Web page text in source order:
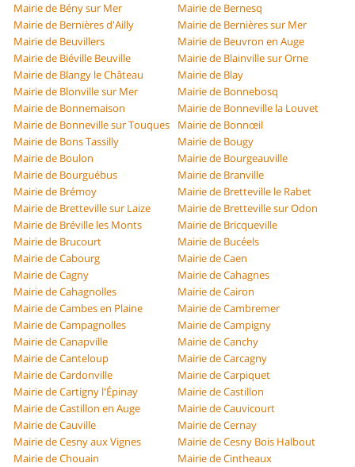
Mairie de Bény sur Mer
Mairie de Bernesq
Mairie de Bernières d'Ailly
Mairie de Bernières sur Mer
Mairie de Beuvillers
Mairie de Beuvron en Auge
Mairie de Biéville Beuville
Mairie de Blainville sur Orne
Mairie de Blangy le Château
Mairie de Blay
Mairie de Blonville sur Mer
Mairie de Bonnebosq
Mairie de Bonnemaison
Mairie de Bonneville la Louvet
Mairie de Bonneville sur Touques
Mairie de Bonnœil
Mairie de Bons Tassilly
Mairie de Bougy
Mairie de Boulon
Mairie de Bourgeauville
Mairie de Bourguébus
Mairie de Branville
Mairie de Brémoy
Mairie de Bretteville le Rabet
Mairie de Bretteville sur Laize
Mairie de Bretteville sur Odon
Mairie de Bréville les Monts
Mairie de Bricqueville
Mairie de Brucourt
Mairie de Bucéels
Mairie de Cabourg
Mairie de Caen
Mairie de Cagny
Mairie de Cahagnes
Mairie de Cahagnolles
Mairie de Cairon
Mairie de Cambes en Plaine
Mairie de Cambremer
Mairie de Campagnolles
Mairie de Campigny
Mairie de Canapville
Mairie de Canchy
Mairie de Canteloup
Mairie de Carcagny
Mairie de Cardonville
Mairie de Carpiquet
Mairie de Cartigny l'Épinay
Mairie de Castillon
Mairie de Castillon en Auge
Mairie de Cauvicourt
Mairie de Cauville
Mairie de Cernay
Mairie de Cesny aux Vignes
Mairie de Cesny Bois Halbout
Mairie de Chouain
Mairie de Cintheaux